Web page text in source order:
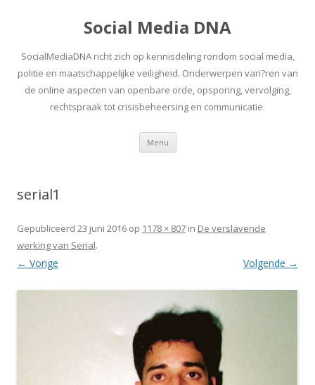
Social Media DNA
SocialMediaDNA richt zich op kennisdeling rondom social media,
politie en maatschappelijke veiligheid. Onderwerpen vari?ren van
de online aspecten van openbare orde, opsporing, vervolging,
rechtspraak tot crisisbeheersing en communicatie.
Menu Spring
inhoud
serial1
Gepubliceerd 23 juni 2016 op 1178 × 807 in De verslavende
werking van Serial.
← Vorige Volgende →